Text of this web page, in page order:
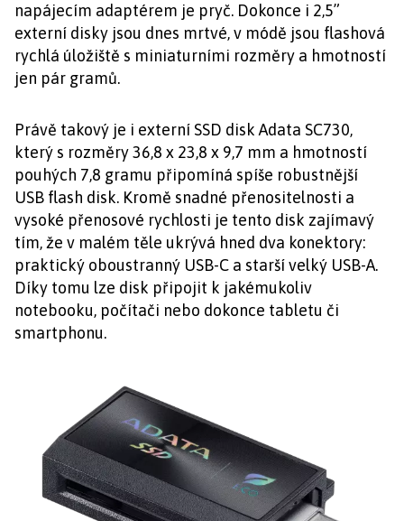
napájecím adaptérem je pryč. Dokonce i 2,5”
externí disky jsou dnes mrtvé, v módě jsou flashová
rychlá úložiště s miniaturními rozměry a hmotností
jen pár gramů.
Právě takový je i externí SSD disk Adata SC730,
který s rozměry 36,8 x 23,8 x 9,7 mm a hmotností
pouhých 7,8 gramu připomíná spíše robustnější
USB flash disk. Kromě snadné přenositelnosti a
vysoké přenosové rychlosti je tento disk zajímavý
tím, že v malém těle ukrývá hned dva konektory:
praktický oboustranný USB-C a starší velký USB-A.
Díky tomu lze disk připojit k jakémukoliv
notebooku, počítači nebo dokonce tabletu či
smartphonu.